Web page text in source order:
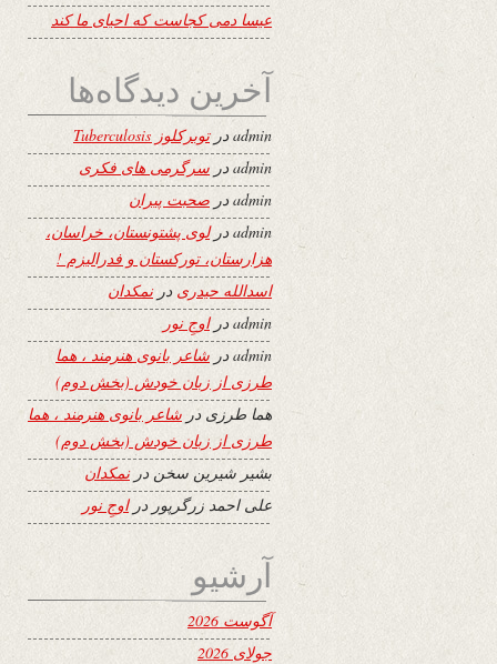
عیسا دمی کجاست که احیای ما کند
آخرین دیدگاه‌ها
adminدرتوبرکلوز Tuberculosis
admin در سرگرمی های فکری
admin در صحبت پیران
adminدرلوی پشتونستان، خراسان،
هزارستان، تورکستان و فدرالیزم !
اسدالله حیدری درنمکدان
adminدراوجِ نور
adminدر شاعر بانوی هنرمند ، هما
طرزی از زبان خودش (بخش دوم)
هما طرزی در شاعر بانوی هنرمند ، هما
طرزی از زبان خودش (بخش دوم)
بشیر شیرین سخن درنمکدان
علی احمد زرگرپور دراوجِ نور
آرشیو
آگوست 2026
جولای 2026